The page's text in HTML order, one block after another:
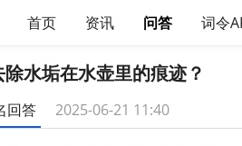
首页 资讯 问答 词令
水垢在水壶里的痕迹？
回答 2025-06-21 11:40